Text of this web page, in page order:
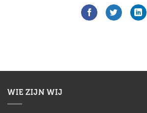
WIE ZIJN WIJ